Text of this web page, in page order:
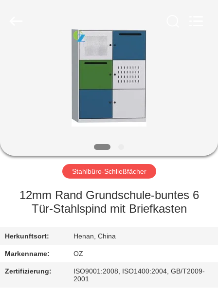
FABRIK-
AUSFLUG
QUALITÄTSKONTROLLE
TRETEN
SIE
MIT
Stahlbüro-Schließfächer
12mm Rand Grundschule-buntes 6
Tür-Stahlspind mit Briefkasten
Herkunftsort: Henan, China
Markenname: OZ
Zertifizierung:
ISO9001:2008, ISO1400:2004, GB/T2009-
2001